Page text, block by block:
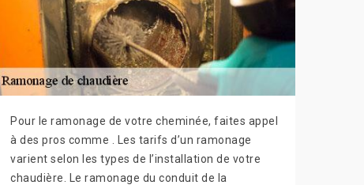
Pour le ramonage de votre cheminée, faites appel
à des pros comme . Les tarifs d’un ramonage
varient selon les types de l’installation de votre
chaudière. Le ramonage du conduit de la